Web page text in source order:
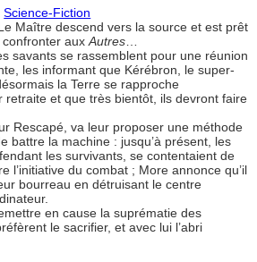
Science-Fiction
Maître descend vers la source et est prêt
confronter auxAutres…
savants se rassemblent pour une réunion
les informant que Kérébron, le super-
la Terre se rapproche
retraite et que très bientôt, ils devront faire
Rescapé, va leur proposer une méthode
battre la machine : jusqu’à présent, les
les survivants, se contentaient de
l’initiative du combat ; More annonce qu’il
bourreau en détruisant le centre
en cause la suprématie des
le sacrifier, et avec lui l’abri